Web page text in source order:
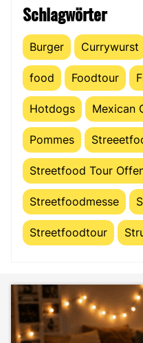
Schlagwörter
Burger Currywurst
food Foodtour
Hotdogs Mexican
Pommes
Streetfood Tour
Streetfoodmesse
Streetfoodtour